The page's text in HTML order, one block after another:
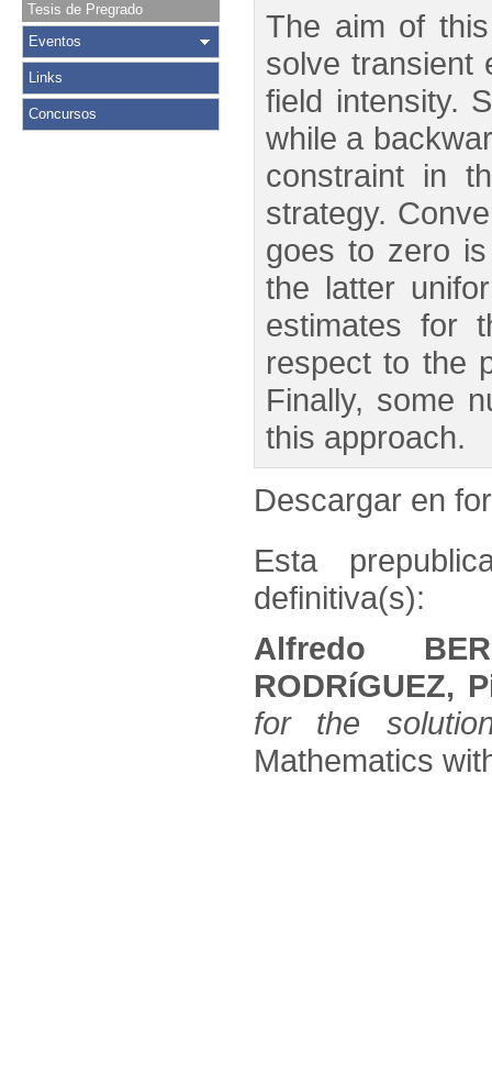
Tesis de Pregrado
Eventos
Links
Concursos
The aim of
solve transient
field intensity.
while a
constraint in
strategy.
goes to zero
the latter
estimates for
respect to the
Finally, some
this approach.
Descargar en
Esta
definitiva(s):
Alfredo
RODRíGUEZ,
for the
Mathematics